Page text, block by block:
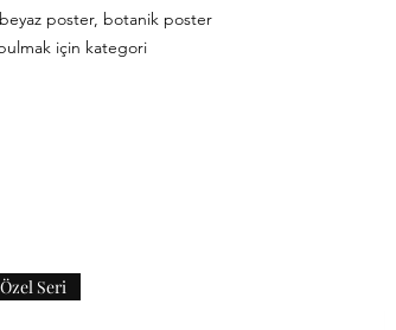
poster, botanik poster
için kategori
Özel Seri